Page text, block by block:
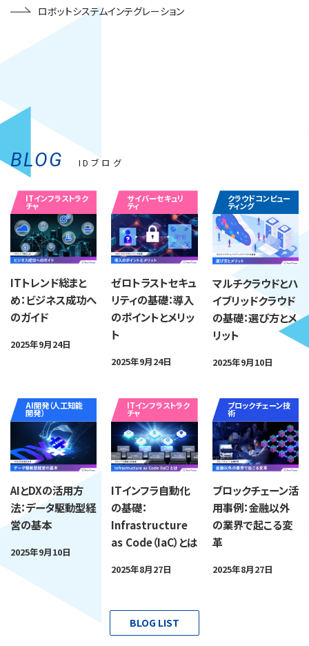
ロボットシステムインテグレーション
BLOG IDブログ
ITインフラストラク
チャ
ITトレンド総まと
め：ビジネス成功へ
のガイド
2025年9月24日
サイバーセキュリ
ティ
ゼロトラストセキュ
リティの基礎：導入
のポイントとメリッ
ト
2025年9月24日
クラウドコンピュー
ティング
マルチクラウドとハ
イブリッドクラウド
の基礎：選び方とメ
リット
2025年9月10日
AI開発（人工知能
開発）
AIとDXの活用方
法：データ駆動型経
営の基本
2025年9月10日
ITインフラストラク
チャ
ITインフラ自動化
の基礎：
Infrastructure
as Code（IaC）とは
2025年8月27日
ブロックチェーン技
術
ブロックチェーン活
用事例：金融以外
の業界で起こる変
革
2025年8月27日
BLOG LIST